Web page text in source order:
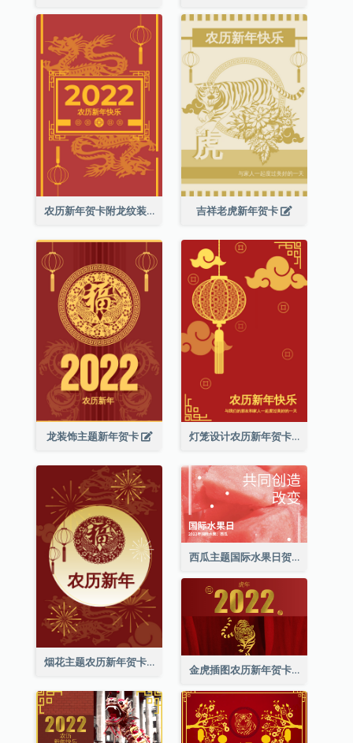
农历新年贺卡附龙纹装饰 吉祥老虎新年贺卡
龙装饰主题新年贺卡 灯笼设计农历新年贺卡
烟花主题农历新年贺卡
西瓜主题国际水果日贺卡
金虎插图农历新年贺卡